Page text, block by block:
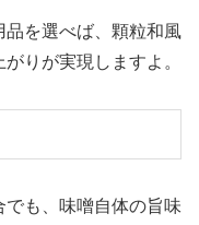
を選べば、顆粒和風
りが実現しますよ。
も、味噌自体の旨味